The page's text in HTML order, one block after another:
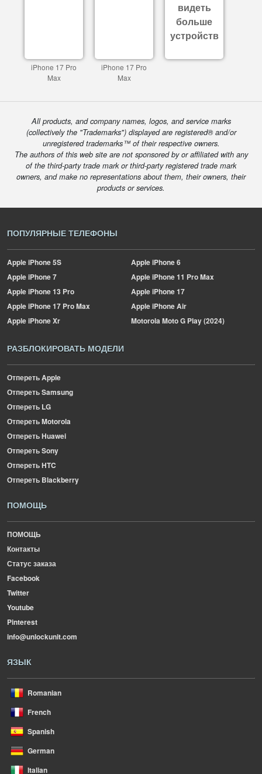
iPhone 17 Pro
Max
iPhone 17 Pro
Max
видеть
больше
устройств
All products, and company names, logos, and service marks
(collectively the "Trademarks") displayed are registered® and/or
unregistered trademarks™ of their respective owners.
The authors of this web site are not sponsored by or affiliated with any
of the third-party trade mark or third-party registered trade mark
owners, and make no representations about them, their owners, their
products or services.
ПОПУЛЯРНЫЕ ТЕЛЕФОНЫ
AppleiPhone 5S AppleiPhone 6
AppleiPhone 7 AppleiPhone 11 Pro Max
AppleiPhone 13 Pro AppleiPhone 17
AppleiPhone 17 Pro Max AppleiPhone Air
AppleiPhone Xr MotorolaMoto G Play (2024)
РАЗБЛОКИРОВАТЬ МОДЕЛИ
Отпереть Apple
Отпереть Samsung
Отпереть LG
Отпереть Motorola
Отпереть Huawei
Отпереть Sony
Отпереть HTC
Отпереть Blackberry
ПОМОЩЬ
ПОМОЩЬ
Контакты
Статус заказа
Facebook
Twitter
Youtube
Pinterest
info@unlockunit.com
ЯЗЫК
Romanian
French
Spanish
German
Italian